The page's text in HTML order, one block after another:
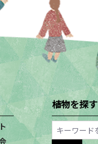
植物を探す